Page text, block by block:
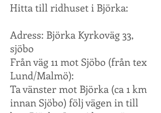
Hitta till ridhuset i Björka:
Adress: Björka Kyrkoväg 33,
sjöbo
Från väg 11 mot Sjöbo (från tex
Lund/Malmö):
Ta vänster mot Björka (ca 1 km
innan Sjöbo) följ vägen in till